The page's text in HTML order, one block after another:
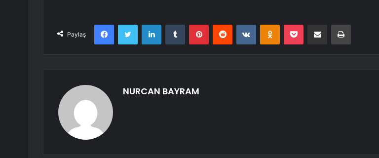
Paylaş
FacebookTwitter LinkedInTumblr PinterestReddit VKontakteOdnoklassniki
Pocket E-Posta ile paylaş Yazdır
NURCAN BAYRAM